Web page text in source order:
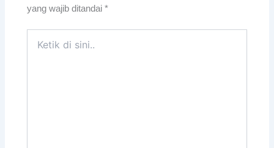
yang wajib ditandai*